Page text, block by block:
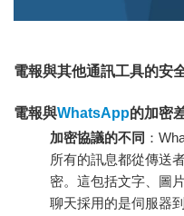
電報與其他通訊工具的安
電報與WhatsApp的加密
加密協議的不同 ：
所有的訊息都從傳送
密。這包括文字、圖
聊天採用的是伺服器